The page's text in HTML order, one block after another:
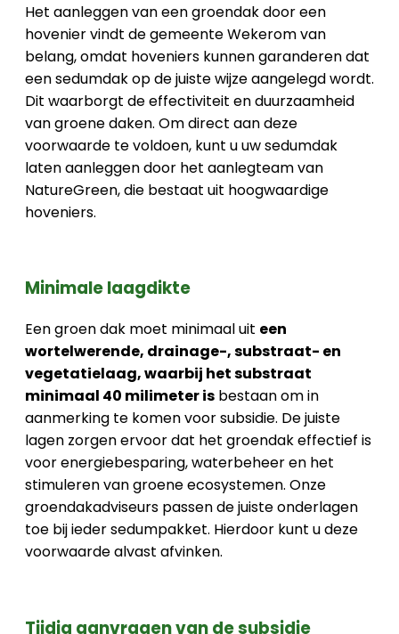
Het aanleggen van een groendak door een
hovenier vindt de gemeente Wekerom van
belang, omdat hoveniers kunnen garanderen dat
een sedumdak op de juiste wijze aangelegd wordt.
Dit waarborgt de effectiviteit en duurzaamheid
van groene daken. Om direct aan deze
voorwaarde te voldoen, kunt u uw sedumdak
laten aanleggen door het aanlegteam van
NatureGreen, die bestaat uit hoogwaardige
hoveniers.
Minimale laagdikte
Een groen dak moet minimaal uit een
wortelwerende, drainage-, substraat- en
vegetatielaag, waarbij het substraat
minimaal 40 milimeter is bestaan om in
aanmerking te komen voor subsidie. De juiste
lagen zorgen ervoor dat het groendak effectief is
voor energiebesparing, waterbeheer en het
stimuleren van groene ecosystemen. Onze
groendakadviseurs passen de juiste onderlagen
toe bij ieder sedumpakket. Hierdoor kunt u deze
voorwaarde alvast afvinken.
Tijdig aanvragen van de subsidie